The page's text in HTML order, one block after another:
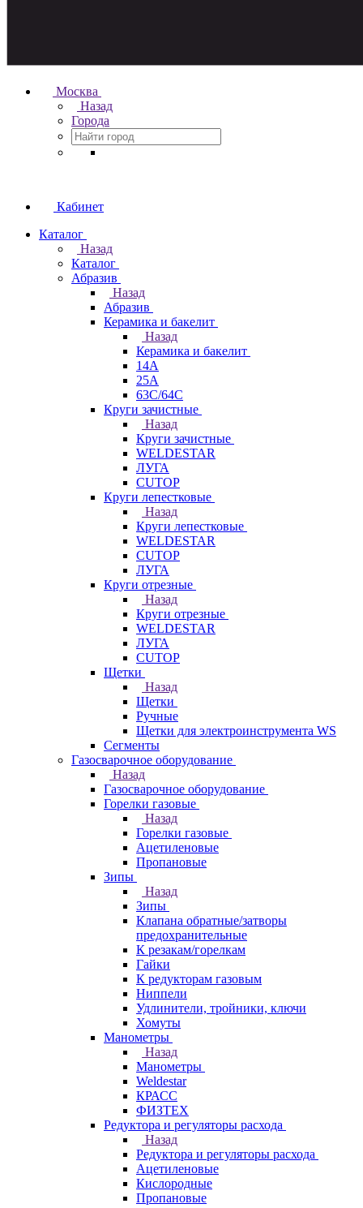
Москва
Назад
Города
Кабинет
Каталог
Назад
Каталог
Абразив
Назад
Абразив
Керамика и бакелит
Назад
Керамика и бакелит
14А
25А
63С/64С
Круги зачистные
Назад
Круги зачистные
WELDESTAR
ЛУГА
CUTOP
Круги лепестковые
Назад
Круги лепестковые
WELDESTAR
CUTOP
ЛУГА
Круги отрезные
Назад
Круги отрезные
WELDESTAR
ЛУГА
CUTOP
Щетки
Назад
Щетки
Ручные
Щетки для электроинструмента WS
Сегменты
Газосварочное оборудование
Назад
Газосварочное оборудование
Горелки газовые
Назад
Горелки газовые
Ацетиленовые
Пропановые
Зипы
Назад
Зипы
Клапана обратные/затворы
предохранительные
К резакам/горелкам
Гайки
К редукторам газовым
Ниппели
Удлинители, тройники, ключи
Хомуты
Манометры
Назад
Манометры
Weldestar
КРАСС
ФИЗТЕХ
Редуктора и регуляторы расхода
Назад
Редуктора и регуляторы расхода
Ацетиленовые
Кислородные
Пропановые